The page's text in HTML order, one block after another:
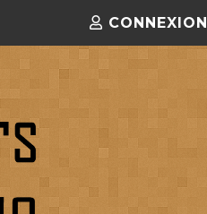
CONNEXION